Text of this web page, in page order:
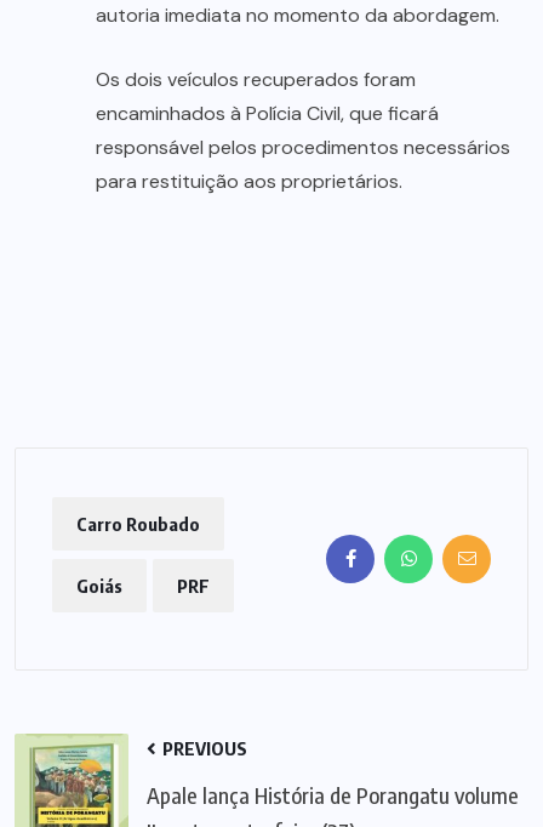
autoria imediata no momento da abordagem.
Os dois veículos recuperados foram
encaminhados à Polícia Civil, que ficará
responsável pelos procedimentos necessários
para restituição aos proprietários.
Carro Roubado
Goiás PRF
PREVIOUS
Apale lança História de Porangatu volume